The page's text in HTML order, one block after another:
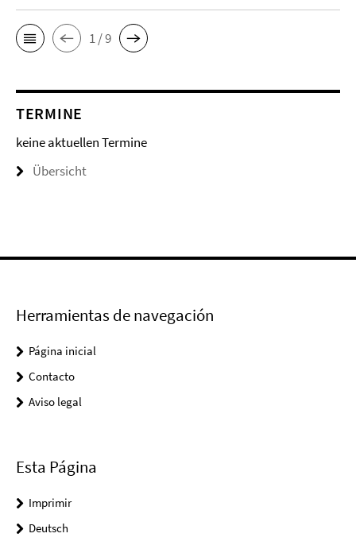
1 / 9
TERMINE
keine aktuellen Termine
Übersicht
Herramientas de navegación
Página inicial
Contacto
Aviso legal
Esta Página
Imprimir
Deutsch